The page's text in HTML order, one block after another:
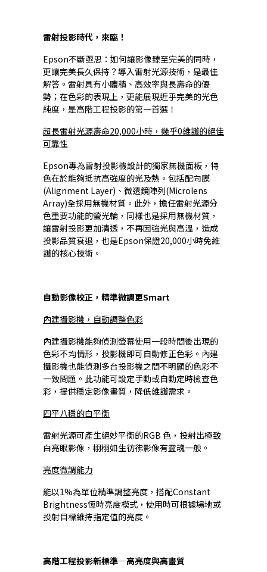
雷射投影時代，來臨！
Epson不斷亟思：如何讓影像臻至完美的同時，
更讓完美長久保持？導入雷射光源技術，是最佳
解答。雷射具有小體積、高效率與長壽命的優
勢；在色彩的表現上，更能展現近乎完美的光色
純度，是高階工程投影的第一首選！
超長雷射光源壽命20,000小時，幾乎0維護的絕佳
可靠性
Epson專為雷射投影機設計的獨家無機面板，特
色在於能夠抵抗高強度的光及熱。包括配向膜
(Alignment Layer)、微透鏡陣列(Microlens
Array)全採用無機材質。此外，擔任雷射光源分
色重要功能的螢光輪，同樣也是採用無機材質，
讓雷射投影更加清透，不再因強光與高溫，造成
投影品質衰退，也是Epson保證20,000小時免維
護的核心技術。
自動影像校正，精準微調更Smart
內建攝影機，自動調整色彩
內建攝影機能夠偵測螢幕使用一段時間後出現的
色彩不均情形，投影機即可自動修正色彩。內建
攝影機也能偵測多台投影機之間不明顯的色彩不
一致問題。此功能可設定手動或自動定時檢查色
彩，提供穩定影像畫質，降低維護需求。
四平八穩的白平衡
雷射光源可產生絕妙平衡的RGB 色，投射出極致
白亮眼影像，栩栩如生彷彿影像有靈魂一般。
亮度微調能力
能以1%為單位精準調整亮度，搭配Constant
Brightness恆時亮度模式，使用時可根據場地或
投射目標維持指定值的亮度。
高階工程投影新標準─高亮度與高畫質